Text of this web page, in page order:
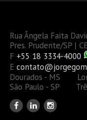
Rua Ângela Faita
Pres. Prudente/SP |
F +55 18 3334-4000
E
Dourados - MS
São Paulo - SP